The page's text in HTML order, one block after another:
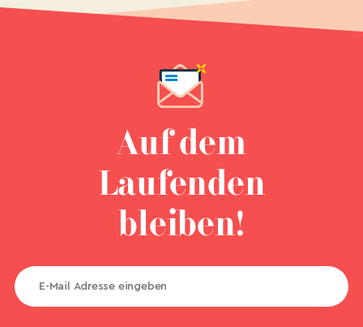
Auf dem
Laufenden
bleiben!